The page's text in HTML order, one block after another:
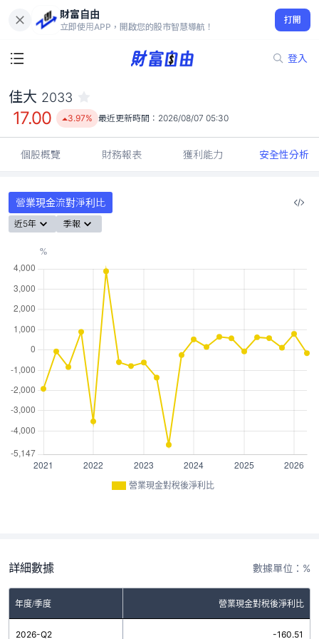
財富自由
立即使用APP，開啟您的股市智慧導航！
打開
登入
17.00
3.97%
佳大 2033
17.00 3.97% 最近更新時間： 2026/08/07 05:30
個股概覽 財務報表 獲利能力 安全性分析
營業現金流對淨利比
近5年 季報
營業現金對稅後淨利比
詳細數據 數據單位：%
年度/季度 營業現金對稅後淨利比
2026-Q2 -160.51